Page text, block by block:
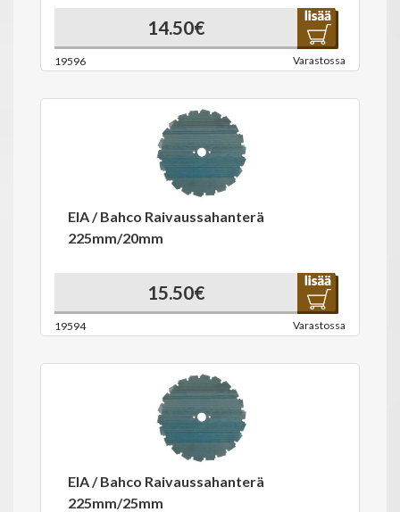
14.50€
19596 Varastossa
EIA / Bahco Raivaussahanterä
225mm/20mm
15.50€
19594 Varastossa
EIA / Bahco Raivaussahanterä
225mm/25mm